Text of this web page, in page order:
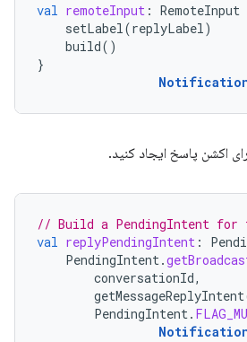
val remoteInput : RemoteInput
setLabel (replyLabel )
build()
}
اکشن پاسخ ایجاد کنید.
// Build a PendingIntent
val replyPendingIntent :
PendingIntent .
conversationId,
getMessageReplyIntent
PendingIntent .